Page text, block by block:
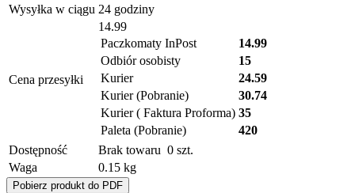
Wysyłka w ciągu 24 godziny
Cena przesyłki
14.99
Paczkomaty InPost
14.99
Odbiór osobisty
15
Kurier
24.59
Kurier (Pobranie)
30.74
Kurier ( Faktura Proforma) 35
Paleta (Pobranie)
420
Dostępność
Brak towaru 0 szt.
Waga
0.15 kg
Pobierz produkt do PDF